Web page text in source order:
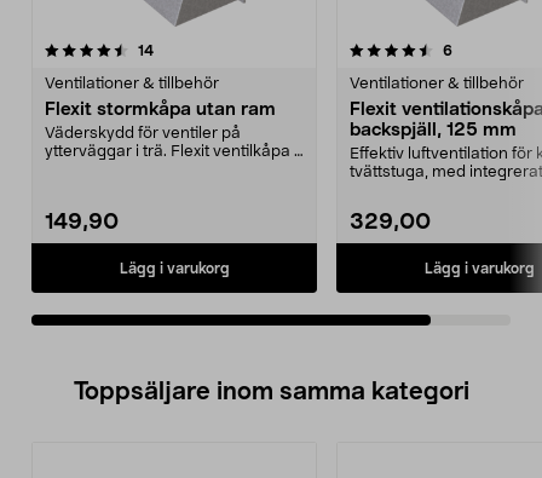
14recensioner
Ventilationer & tillbehör
Flexit stormkåpa utan ram
Väderskydd för ventiler på
ytterväggar i trä. Flexit ventilkåpa i
149,90
Lägg i varukorg
4.5av 5 stjärnor 6recensioner
Ventilationer & tillbehör
Flexit
backspjäll, 125 mm
Effektiv luftventilation för
tvättstuga, med integrerat
329,00
Lägg i varukorg
Toppsäljare inom samma kategori